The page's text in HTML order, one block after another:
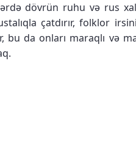
dövrün ruhu və rus
çatdırır, folklor
bu da onları maraqlı və